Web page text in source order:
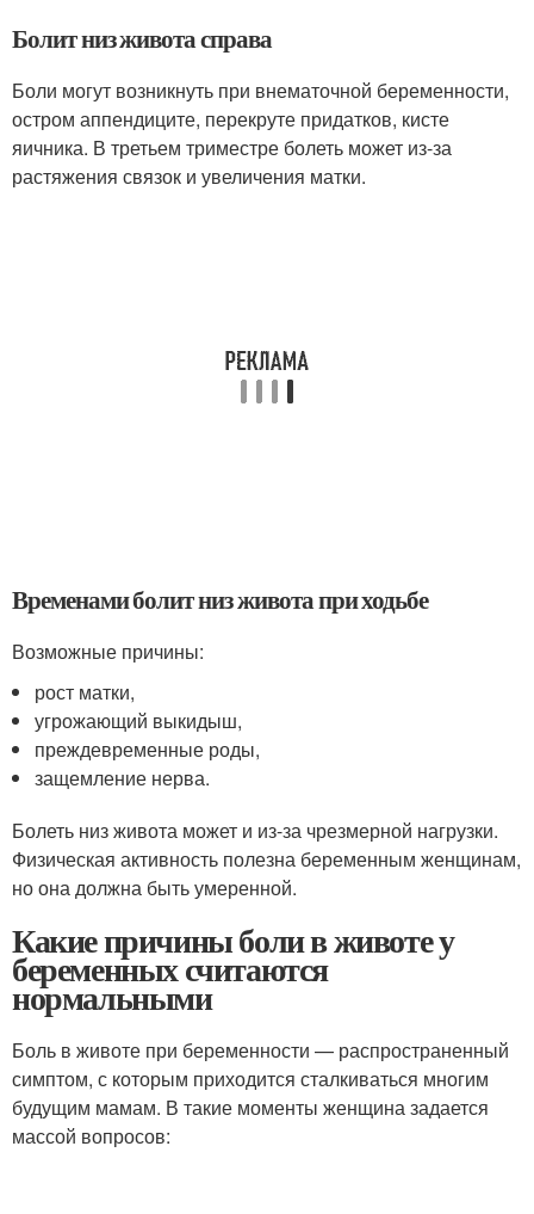
Болит низ живота справа
Боли могут возникнуть при внематочной беременности,
остром аппендиците, перекруте придатков, кисте
яичника. В третьем триместре болеть может из-за
растяжения связок и увеличения матки.
Временами болит низ живота при ходьбе
Возможные причины:
рост матки,
угрожающий выкидыш,
преждевременные роды,
защемление нерва.
Болеть низ живота может и из-за чрезмерной нагрузки.
Физическая активность полезна беременным женщинам,
но она должна быть умеренной.
Какие причины боли в животе у
беременных считаются
нормальными
Боль в животе при беременности — распространенный
симптом, с которым приходится сталкиваться многим
будущим мамам. В такие моменты женщина задается
массой вопросов: